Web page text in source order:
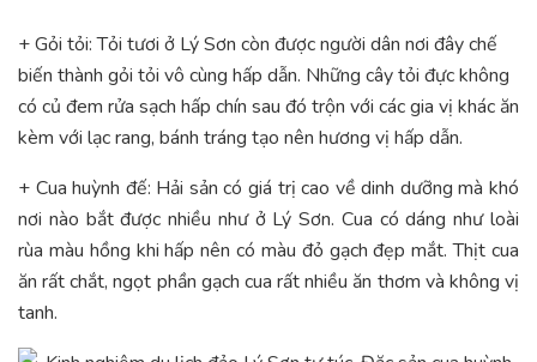
+ Gỏi tỏi: Tỏi tươi ở Lý Sơn còn được người dân nơi đây chế
biến thành gỏi tỏi vô cùng hấp dẫn. Những cây tỏi đực không
có củ đem rửa sạch hấp chín sau đó trộn với các gia vị khác ăn
kèm với lạc rang, bánh tráng tạo nên hương vị hấp dẫn.
+ Cua huỳnh đế: Hải sản có giá trị cao về dinh dưỡng mà khó
nơi nào bắt được nhiều như ở Lý Sơn. Cua có dáng như loài
rùa màu hồng khi hấp nên có màu đỏ gạch đẹp mắt. Thịt cua
ăn rất chắt, ngọt phần gạch cua rất nhiều ăn thơm và không vị
tanh.